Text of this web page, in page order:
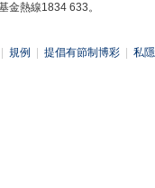
金熱線1834 633。
規例 提倡有節制博彩 私